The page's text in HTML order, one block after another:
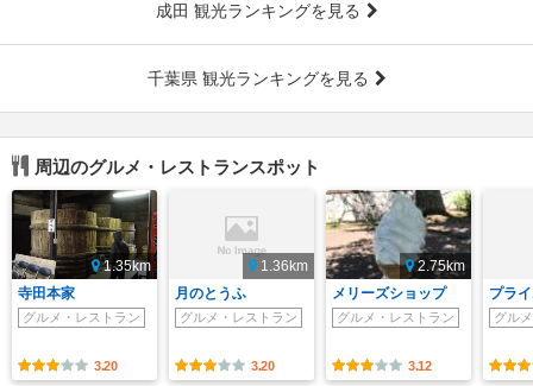
成田 観光ランキングを見る
千葉県 観光ランキングを見る
周辺のグルメ・レストランスポット
1.35km
寺田本家
グルメ・レストラン
3.20
1.36km
月のとうふ
グルメ・レストラン
3.20
2.75km
メリーズショップ
グルメ・レストラン
3.12
プラ
グル